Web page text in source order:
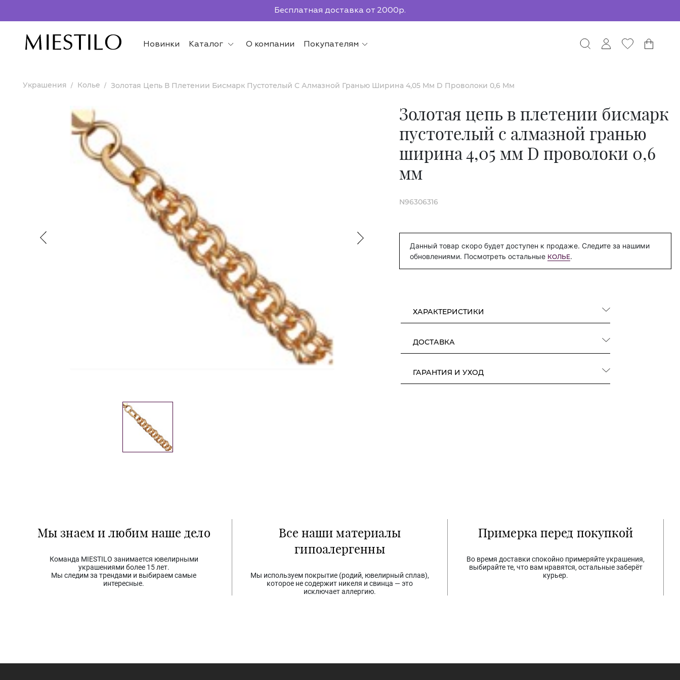
По всей России до ПВЗ СДЭК
Новинки Каталог О компании Покупателям
Украшения Колье Золотая Цепь В Плетении Бисмарк Пустотелый С Алмазной Гранью Ширина 4,05 Мм D Проволоки 0,6 Мм
Золотая цепь в плетении бисмарк
пустотелый с алмазной гранью
ширина 4,05 мм D проволоки 0,6
мм
N96306316
Данный товар скоро будет доступен к продаже. Следите за нашими
обновлениями. Посмотреть остальные КОЛЬЕ.
ХАРАКТЕРИСТИКИ
ДОСТАВКА
ГАРАНТИЯ И УХОД
Мы знаем и любим наше дело
Команда MIESTILO занимается ювелирными
украшениями более 15 лет.
Мы следим за трендами и выбираем самые
интересные.
Все наши материалы
гипоалергенны
Мы используем покрытие (родий, ювелирный сплав),
которое не содержит никеля и свинца — это
исключает аллергию.
Примерка перед покупкой
Во время доставки спокойно примеряйте украшения,
выбирайте те, что вам нравятся, остальные заберёт
курьер.